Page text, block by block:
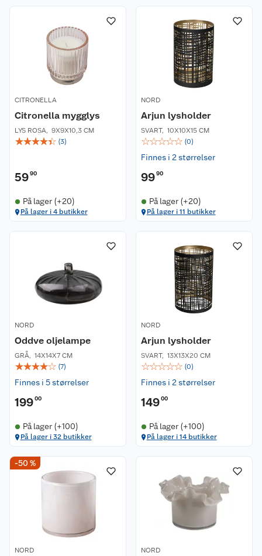
CITRONELLA
Citronella mygglys
LYS ROSA, 9X9X10,3 CM
☆☆☆☆☆ (3)
5990
På lager (+20)
På lager i 4 butikker
NORD
Arjun lysholder
SVART, 10X10X15 CM
☆☆☆☆☆ (0)
Finnes i 2 størrelser
9990
På lager (+20)
På lager i 11 butikker
NORD
Oddve oljelampe
GRÅ, 14X14X7 CM
☆☆☆☆☆ (7)
Finnes i 5 størrelser
19900
På lager (+100)
På lager i 32 butikker
NORD
Arjun lysholder
SVART, 13X13X20 CM
☆☆☆☆☆ (0)
Finnes i 2 størrelser
14900
På lager (+100)
På lager i 14 butikker
-50 %
NORD NORD